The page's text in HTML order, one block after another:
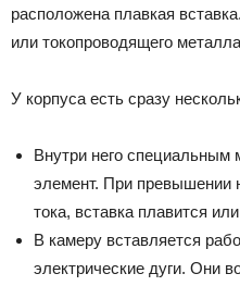
расположена плавкая
или токопроводящего
У корпуса есть сразу
Внутри него специальным
элемент. При превышении
тока, вставка плавится
В камеру вставляется
электрические дуги. Они